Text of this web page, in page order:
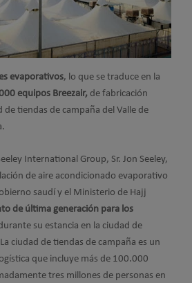
evaporativos, lo que se traduce en la
equipos Breezair, de fabricación
de tiendas de campaña del Valle de
International Group, Sr. Jon Seeley,
de aire acondicionado evaporativo
saudí y el Ministerio de Hajj
de última generación para los
su estancia en la ciudad de
ciudad de tiendas de campaña es un
que incluye más de 100.000
tres millones de personas en